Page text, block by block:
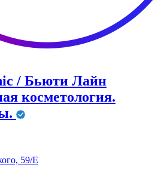
/ Бьюти Лайн
косметология.
59/Е